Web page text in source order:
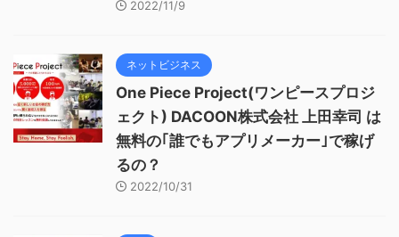
2022/11/9
ネットビジネス
One Piece Project(ワンピースプロジ
ェクト) DACOON株式会社 上田幸司 は
無料の｢誰でもアプリメーカー｣で稼げ
るの？
2022/10/31